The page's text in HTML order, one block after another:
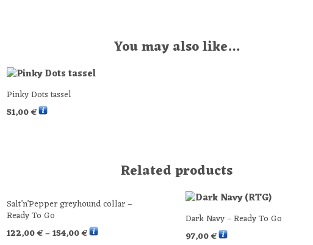
You may also like…
Pinky Dots tassel
51,00€
Related products
Salt’n’Pepper greyhound collar –
Ready To Go
122,00€–154,00€
Dark Navy – Ready To Go
97,00€